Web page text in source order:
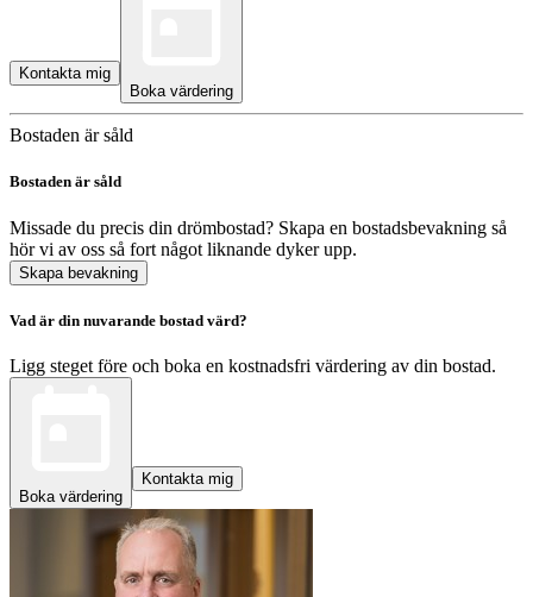
Kontakta mig
Boka värdering
Bostaden är såld
Bostaden är såld
Missade du precis din drömbostad? Skapa en bostadsbevakning så
hör vi av oss så fort något liknande dyker upp.
Skapa bevakning
Vad är din nuvarande bostad värd?
Ligg steget före och boka en kostnadsfri värdering av din bostad.
Boka värdering
Kontakta mig